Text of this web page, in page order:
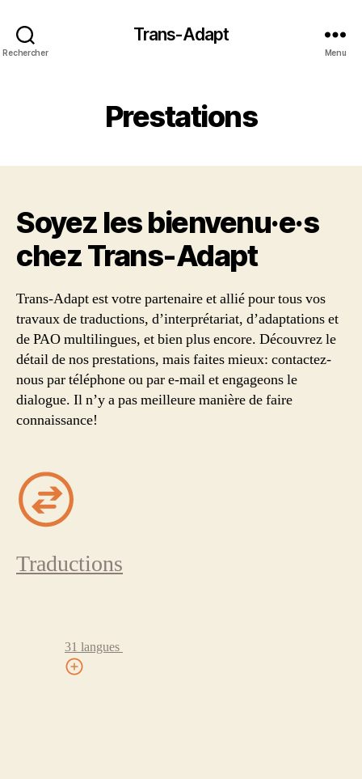
Rechercher
Trans-Adapt
Menu
Prestations
Soyez les bienvenu·e·s
chez Trans‑Adapt
Trans-Adapt est votre partenaire et allié pour tous vos
travaux de traductions, d’interprétariat, d’adaptations et
de PAO multilingues, et bien plus encore. Découvrez le
détail de nos prestations, mais faites mieux: contactez-
nous par téléphone ou par e-mail et engageons le
dialogue. Il n’y a pas meilleure manière de faire
connaissance!
Traductions
31 langues